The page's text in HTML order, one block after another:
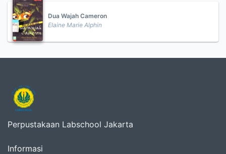
Dua Wajah Cameron
Elaine Marie Alphin
Perpustakaan Labschool Jakarta
Informasi